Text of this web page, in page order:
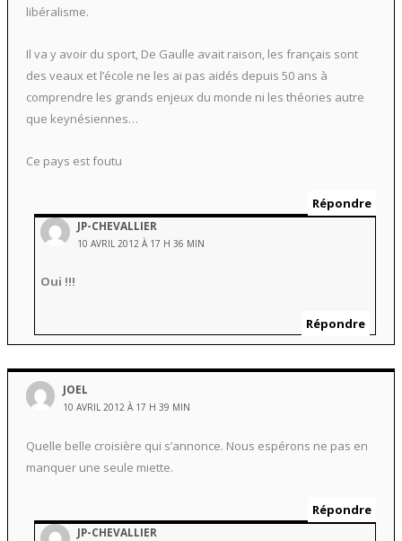
libéralisme.
Il va y avoir du sport, De Gaulle avait raison, les français sont
des veaux et l’école ne les ai pas aidés depuis 50 ans à
comprendre les grands enjeux du monde ni les théories autre
que keynésiennes…
Ce pays est foutu
Répondre
JP-CHEVALLIER
10 AVRIL 2012 À 17 H 36 MIN
Oui !!!
Répondre
JOEL
10 AVRIL 2012 À 17 H 39 MIN
Quelle belle croisière qui s’annonce. Nous espérons ne pas en
manquer une seule miette.
Répondre
JP-CHEVALLIER